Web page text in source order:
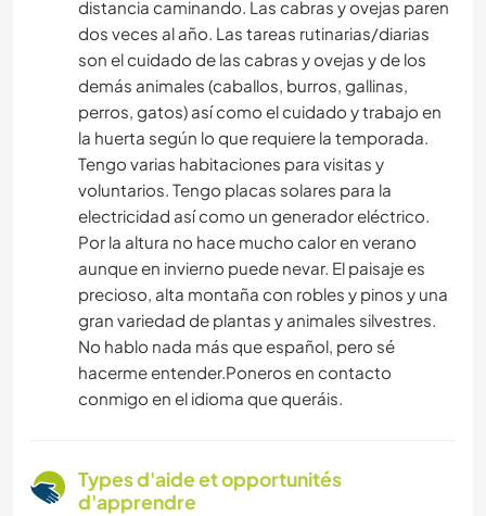
distancia caminando. Las cabras y ovejas paren
dos veces al año. Las tareas rutinarias/diarias
son el cuidado de las cabras y ovejas y de los
demás animales (caballos, burros, gallinas,
perros, gatos) así como el cuidado y trabajo en
la huerta según lo que requiere la temporada.
Tengo varias habitaciones para visitas y
voluntarios. Tengo placas solares para la
electricidad así como un generador eléctrico.
Por la altura no hace mucho calor en verano
aunque en invierno puede nevar. El paisaje es
precioso, alta montaña con robles y pinos y una
gran variedad de plantas y animales silvestres.
No hablo nada más que español, pero sé
hacerme entender.Poneros en contacto
conmigo en el idioma que queráis.
Types d'aide et opportunités
d'apprendre